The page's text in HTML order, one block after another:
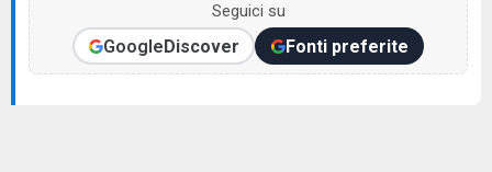
Seguici su
GoogleDiscover Fonti preferite